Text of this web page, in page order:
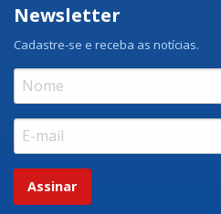
Newsletter
Cadastre-se e receba as notícias.
Assinar